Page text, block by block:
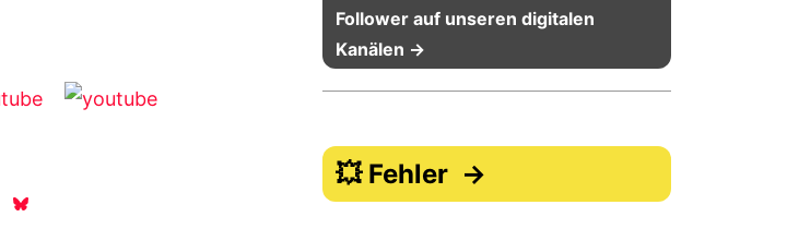
Follower auf unseren digitalen
Kanälen →
💥 Fehler →